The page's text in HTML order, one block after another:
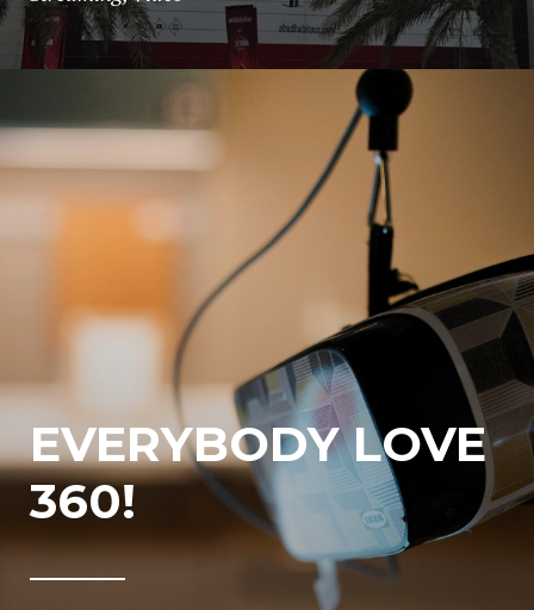
EVERYBODY LOVE
360!